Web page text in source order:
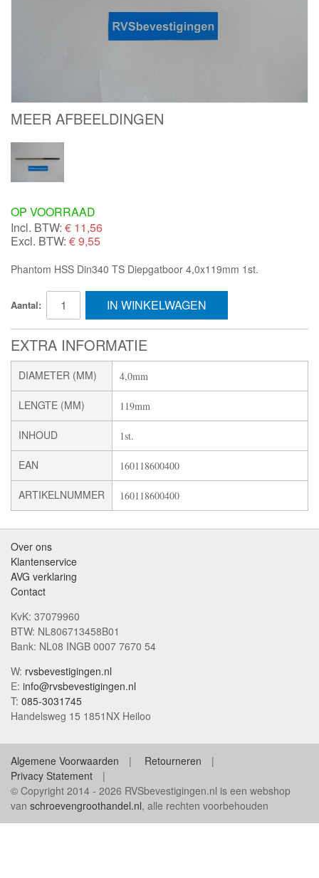
MEER AFBEELDINGEN
OP VOORRAAD
Incl. BTW: € 11,56
Excl. BTW: € 9,55
Phantom HSS Din340 TS Diepgatboor 4,0x119mm 1st.
Aantal: IN WINKELWAGEN
EXTRA INFORMATIE
DIAMETER (MM) 4,0mm
LENGTE (MM) 119mm
INHOUD 1st.
EAN 160118600400
ARTIKELNUMMER 160118600400
Over ons
Klantenservice
AVG verklaring
Contact
KvK: 37079960
BTW: NL806713458B01
Bank: NL08 INGB 0007 7670 54
W: rvsbevestigingen.nl
E: info@rvsbevestigingen.nl
T: 085-3031745
Handelsweg 15 1851NX Heiloo
Algemene Voorwaarden
Retourneren
Privacy Statement
© Copyright 2014 - 2026 RVSbevestigingen.nl is een webshop
van schroevengroothandel.nl, alle rechten voorbehouden